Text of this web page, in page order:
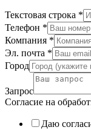
Текстовая строка *
Телефон *
Компания *
Эл. почта *
Город
Запрос
Согласие на
Даю